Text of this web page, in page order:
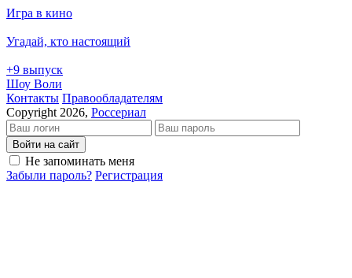
Игра в кино
Угадай, кто настоящий
+9 выпуск
Шоу Воли
Кон­так­ты Пра­во­об­ла­да­те­лям
Copyright 2026, Россериал
Войти на сайт
Не запоминать меня
Забыли пароль? Регистрация